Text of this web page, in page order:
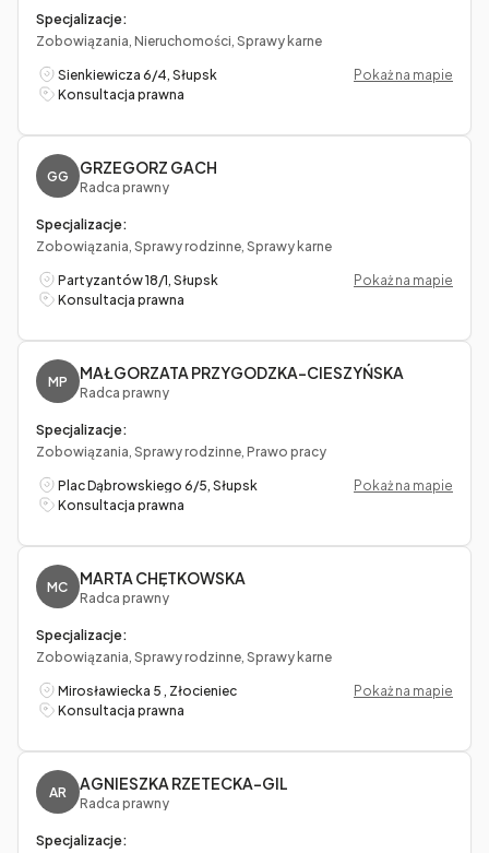
Specjalizacje:
Zobowiązania, Nieruchomości, Sprawy karne
Sienkiewicza 6/4, Słupsk
Pokaż na mapie
Konsultacja prawna
GG GRZEGORZ GACH
Radca prawny
Specjalizacje:
Zobowiązania, Sprawy rodzinne, Sprawy karne
Partyzantów 18/1, Słupsk
Pokaż na mapie
Konsultacja prawna
MP MAŁGORZATA PRZYGODZKA-CIESZYŃSKA
Radca prawny
Specjalizacje:
Zobowiązania, Sprawy rodzinne, Prawo pracy
Plac Dąbrowskiego 6/5, Słupsk
Pokaż na mapie
Konsultacja prawna
MC MARTA CHĘTKOWSKA
Radca prawny
Specjalizacje:
Zobowiązania, Sprawy rodzinne, Sprawy karne
Mirosławiecka 5 , Złocieniec
Pokaż na mapie
Konsultacja prawna
AR AGNIESZKA RZETECKA-GIL
Radca prawny
Specjalizacje: